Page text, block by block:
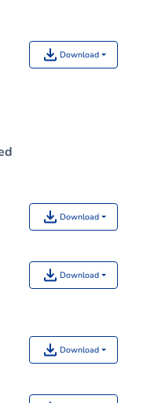
Download
Download
Download
Download